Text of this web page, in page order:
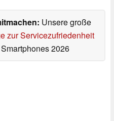
Unsere große
zur Servicezufriedenheit
2026